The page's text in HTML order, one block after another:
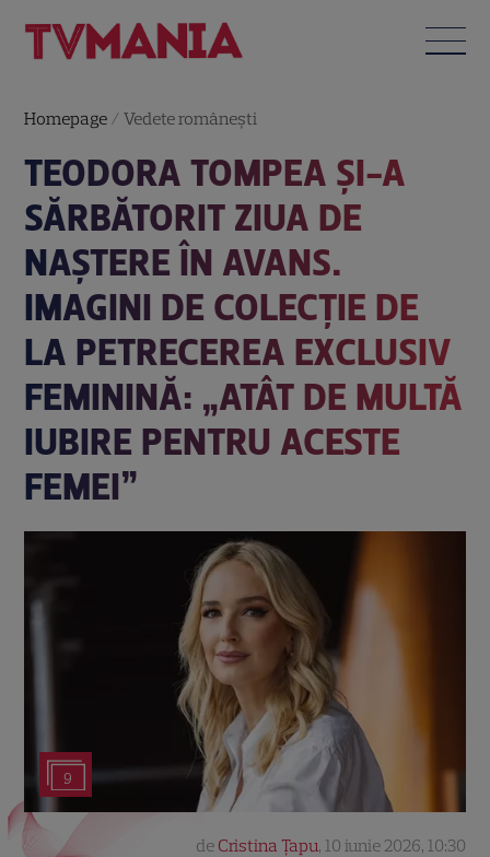
Homepage /Vedete româneşti
TEODORA TOMPEA ȘI-A
SĂRBĂTORIT ZIUA DE
NAȘTERE ÎN AVANS.
IMAGINI DE COLECȚIE DE
LA PETRECEREA EXCLUSIV
FEMININĂ: „ATÂT DE MULTĂ
IUBIRE PENTRU ACESTE
FEMEI”
9
de Cristina Țapu, 10 iunie 2026, 10:30